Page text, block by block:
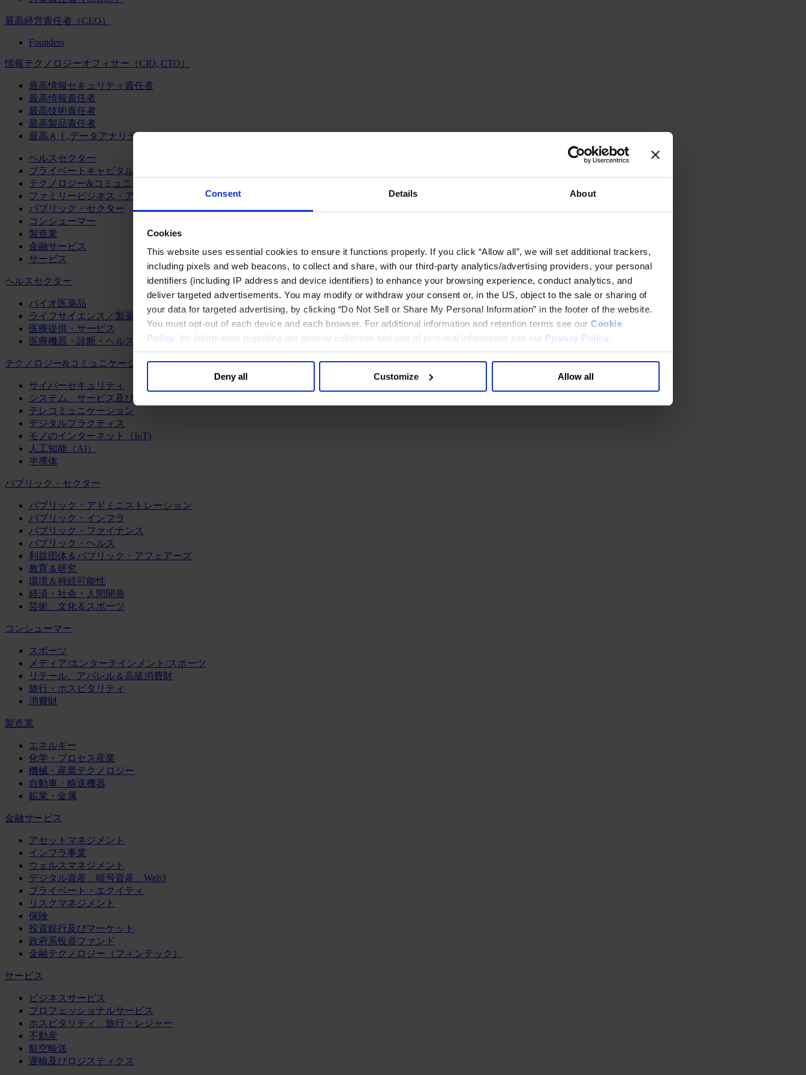
Consent Details About
Cookies
This website uses essential cookies to ensure it functions properly. If you click “Allow all”, we will set additional trackers,
including pixels and web beacons, to collect and share, with our third-party analytics/advertising providers, your personal
identifiers (including IP address and device identifiers) to enhance your browsing experience, conduct analytics, and
deliver targeted advertisements. You may modify or withdraw your consent or, in the US, object to the sale or sharing of
your data for targeted advertising, by clicking “Do Not Sell or Share My Personal Information” in the footer of the website.
You must opt-out of each device and each browser. For additional information and retention terms see our Cookie
Policy; for information regarding our general collection and use of personal information see our Privacy Policy
Deny all Customize Allow all
最高経営責任者（CEO）
Founders
情報テクノロジーオフィサー（CIO, CTO）
最高情報セキュリティ責任者
最高情報責任者
最高技術責任者
最高製品責任者
最高ＡＩ,データアナリティクス責任者
ヘルスセクター
プライベートキャピタル
テクノロジー&コミュニケーション
ファミリービジネス・アドバイザリー
パブリック・セクター
コンシューマー
製造業
金融サービス
サービス
ヘルスセクター
バイオ医薬品
ライフサイエンス／製薬
医療提供・サービス
医療機器・診断・ヘルスケアテクノロジー
テクノロジー&コミュニケーション
サイバーセキュリティ
システム、サービス及びソフトウェア
テレコミュニケーション
デジタルプラクティス
モノのインターネット（IoT)
人工知能（AI）
半導体
パブリック・セクター
パブリック・アドミニストレーション
パブリック・インフラ
パブリック・ファイナンス
パブリック・ヘルス
利益団体＆パブリック・アフェアーズ
教育＆研究
環境＆持続可能性
経済・社会・人間開発
芸術、文化＆スポーツ
コンシューマー
スポーツ
メディア/エンターテインメント/スポーツ
リテール、アパレル＆高級消費財
旅行・ホスピタリティ
消費財
製造業
エネルギー
化学・プロセス産業
機械・産業テクノロジー
自動車・輸送機器
鉱業・金属
金融サービス
アセットマネジメント
インフラ事業
ウェルスマネジメント
デジタル資産、暗号資産、Web3
プライベート・エクイティ
リスクマネジメント
保険
投資銀行及びマーケット
政府系投資ファンド
金融テクノロジー（フィンテック）
サービス
ビジネスサービス
プロフェッショナルサービス
ホスピタリティ、旅行・レジャー
不動産
航空輸送
運輸及びロジスティクス